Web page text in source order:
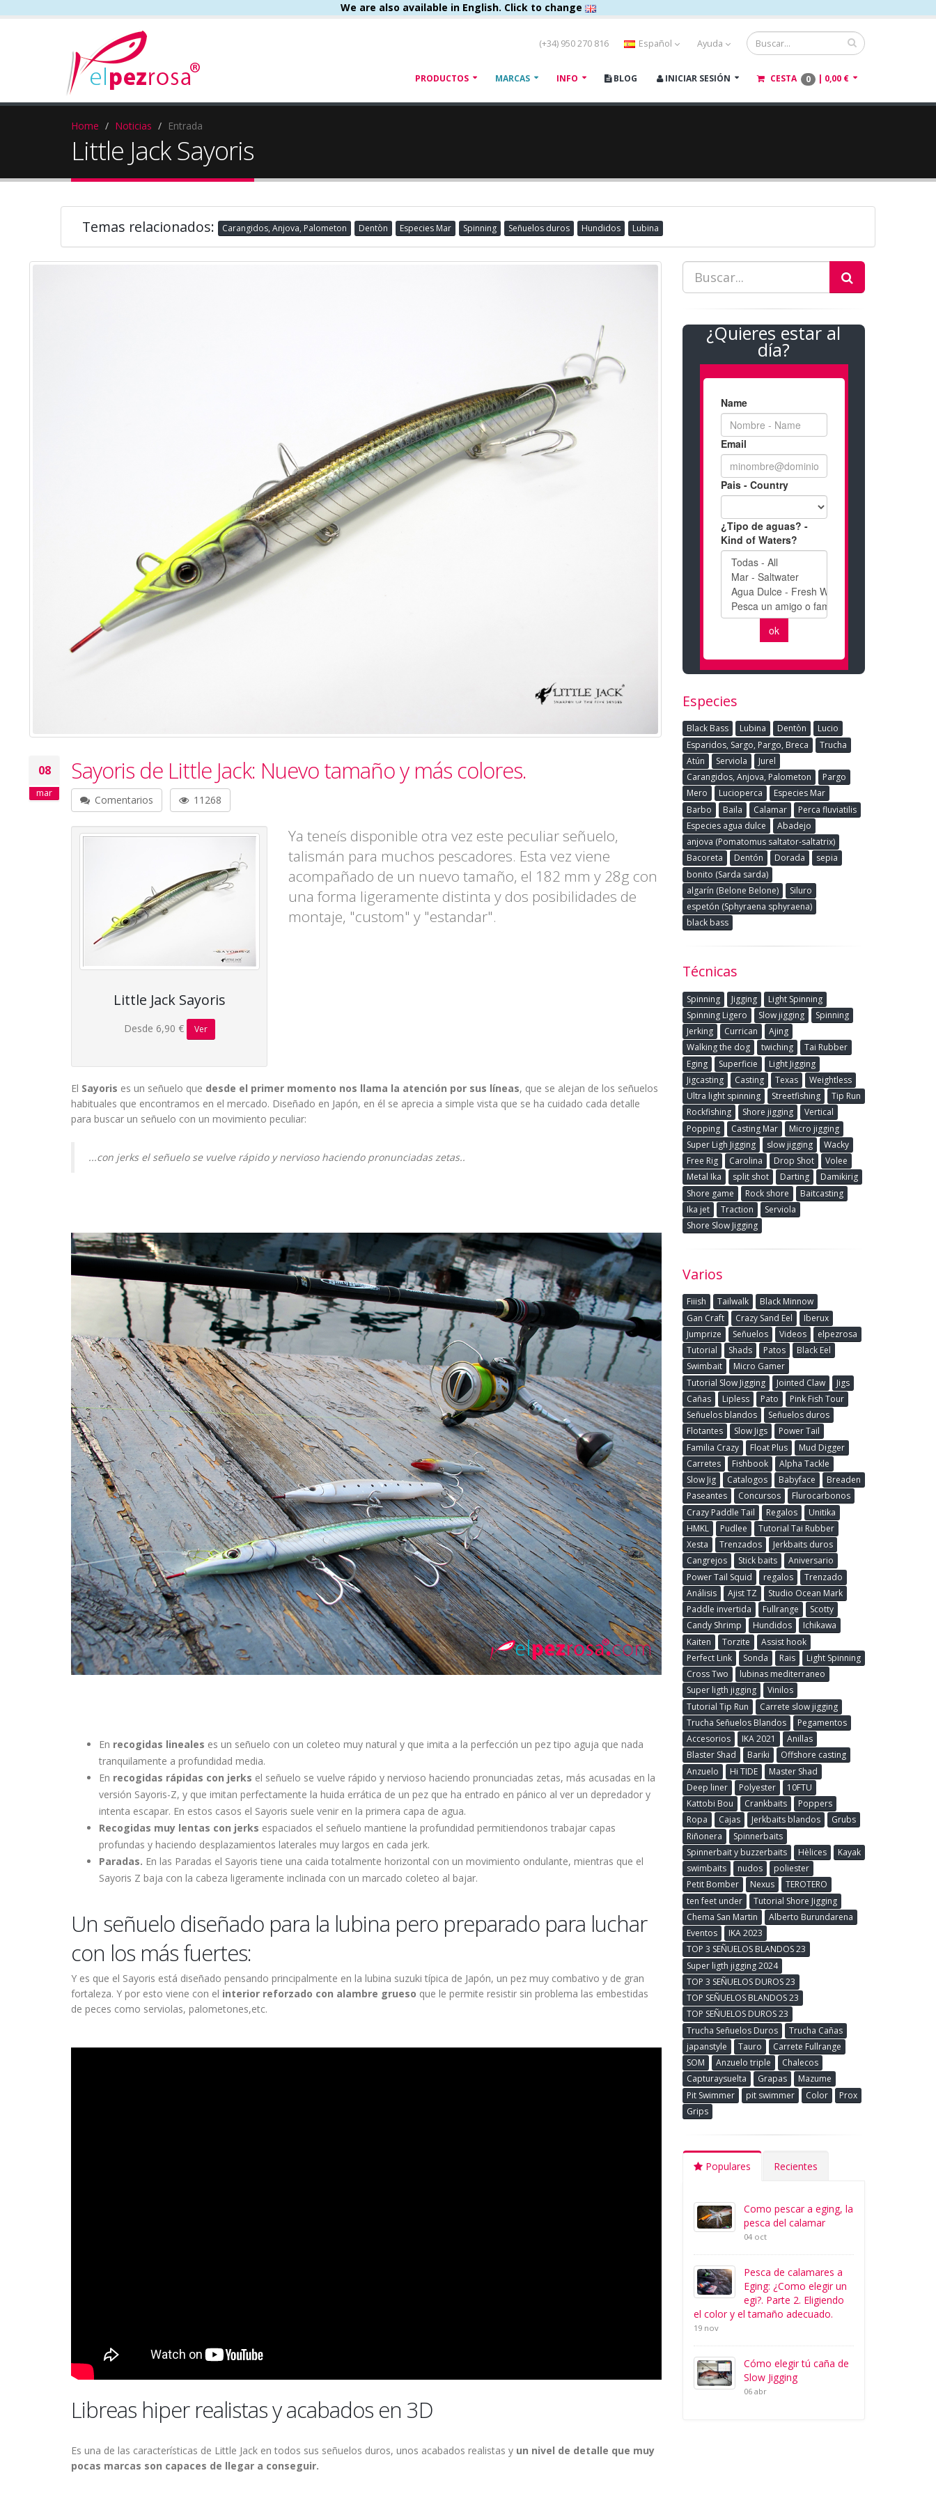
We are also available in English. Click to change
(+34) 950 270 816 Español Ayuda
PRODUCTOS MARCAS INFO BLOG INICIAR SESIÓN CESTA 0 | 0,00 €
Home Noticias Entrada
Little Jack Sayoris
Temas relacionados: Carangidos, Anjova, Palometon Dentòn Especies Mar Spinning Señuelos duros Hundidos Lubina
08
mar
Sayoris de Little Jack: Nuevo tamaño y más colores.
Comentarios 11268
Little Jack Sayoris
Desde 6,90 € Ver
Ya teneís disponible otra vez este peculiar señuelo,
talismán para muchos pescadores. Esta vez viene
acompañado de un nuevo tamaño, el 182 mm y 28g con
una forma ligeramente distinta y dos posibilidades de
montaje, "custom" y "estandar".
El Sayoris es un señuelo que desde el primer momento nos llama la atención por sus líneas, que se alejan de los señuelos
habituales que encontramos en el mercado. Diseñado en Japón, en él se aprecia a simple vista que se ha cuidado cada detalle
para buscar un señuelo con un movimiento peculiar:
...con jerks el señuelo se vuelve rápido y nervioso haciendo pronunciadas zetas..
En recogidas lineales es un señuelo con un coleteo muy natural y que imita a la perfección un pez tipo aguja que nada
tranquilamente a profundidad media.
En recogidas rápidas con jerks el señuelo se vuelve rápido y nervioso haciendo pronunciadas zetas, más acusadas en la
versión Sayoris-Z, y que imitan perfectamente la huida errática de un pez que ha entrado en pánico al ver un depredador y
intenta escapar. En estos casos el Sayoris suele venir en la primera capa de agua.
Recogidas muy lentas con jerks espaciados el señuelo mantiene la profundidad permitiendonos trabajar capas
profundas y haciendo desplazamientos laterales muy largos en cada jerk.
Paradas. En las Paradas el Sayoris tiene una caida totalmente horizontal con un movimiento ondulante, mientras que el
Sayoris Z baja con la cabeza ligeramente inclinada con un marcado coleteo al bajar.
Un señuelo diseñado para la lubina pero preparado para luchar
con los más fuertes:
Y es que el Sayoris está diseñado pensando principalmente en la lubina suzuki típica de Japón, un pez muy combativo y de gran
fortaleza. Y por esto viene con el interior reforzado con alambre grueso que le permite resistir sin problema las embestidas
de peces como serviolas, palometones,etc.
Libreas hiper realistas y acabados en 3D
Es una de las características de Little Jack en todos sus señuelos duros, unos acabados realistas y un nivel de detalle que muy
pocas marcas son capaces de llegar a conseguir.
¿Quieres estar al
día?
Especies
Black Bass Lubina Dentòn
Lucio
Esparidos, Sargo, Pargo, Breca
Trucha
Atún
Serviola
Jurel
Carangidos, Anjova, Palometon
Pargo
Mero
Lucioperca
Especies Mar
Barbo
Baila Calamar
Perca fluviatilis
Especies agua dulce
Abadejo
anjova (Pomatomus saltator-saltatrix)
Bacoreta
Dentón Dorada
sepia
bonito (Sarda sarda)
algarín (Belone Belone)
Siluro
espetón (Sphyraena sphyraena)
black bass
Técnicas
Spinning Jigging
Light Spinning
Spinning Ligero
Slow jigging
Spinning
Jerking
Currican
Ajing
Walking the dog
twiching
Tai Rubber
Eging
Superficie
Light Jigging
Jigcasting
Casting Texas
Weightless
Ultra light spinning
Streetfishing
Tip Run
Rockfishing
Shore jigging
Vertical
Popping
Casting Mar
Micro jigging
Super Ligh Jigging
slow jigging
Wacky
Free Rig
Carolina Drop Shot
Volee
Metal Ika
split shot Darting
Damikirig
Shore game
Rock shore
Baitcasting
Ika jet
Traction
Serviola
Shore Slow Jigging
Varios
Fiiish Tailwalk
Black Minnow
Gan Craft
Crazy Sand Eel
Iberux
Jumprize
Señuelos Videos
elpezrosa
Tutorial
Shads Patos
Black Eel
Swimbait
Micro Gamer
Tutorial Slow Jigging
Jointed Claw
Jigs
Cañas
Lipless Pato
Pink Fish Tour
Señuelos blandos
Señuelos duros
Flotantes
Slow Jigs
Power Tail
Familia Crazy
Float Plus
Mud Digger
Carretes
Fishbook
Alpha Tackle
Slow Jig
Catalogos Babyface
Breaden
Paseantes
Concursos
Flurocarbonos
Crazy Paddle Tail
Regalos
Unitika
HMKL
Pudlee
Tutorial Tai Rubber
Xesta
Trenzados
Jerkbaits duros
Cangrejos
Stick baits
Aniversario
Power Tail Squid
regalos
Trenzado
Análisis
Ajist TZ
Studio Ocean Mark
Paddle invertida
Fullrange
Scotty
Candy Shrimp
Hundidos
Ichikawa
Kaiten
Torzite
Assist hook
Perfect Link
Sonda Rais
Light Spinning
Cross Two
lubinas mediterraneo
Super ligth jigging
Vinilos
Tutorial Tip Run
Carrete slow jigging
Trucha Señuelos Blandos
Pegamentos
Accesorios
IKA 2021
Anillas
Blaster Shad
Bariki
Offshore casting
Anzuelo
Hi TIDE
Master Shad
Deep liner
Polyester
10FTU
Kattobi Bou
Crankbaits
Poppers
Ropa
Cajas Jerkbaits blandos
Grubs
Riñonera
Spinnerbaits
Spinnerbait y buzzerbaits
Hèlices
Kayak
swimbaits
nudos
poliester
Petit Bomber
Nexus
TEROTERO
ten feet under
Tutorial Shore Jigging
Chema San Martin
Alberto Burundarena
Eventos
IKA 2023
TOP 3 SEÑUELOS BLANDOS 23
Super ligth jigging 2024
TOP 3 SEÑUELOS DUROS 23
TOP SEÑUELOS BLANDOS 23
TOP SEÑUELOS DUROS 23
Trucha Señuelos Duros
Trucha Cañas
japanstyle
Tauro
Carrete Fullrange
SOM
Anzuelo triple
Chalecos
Capturaysuelta
Grapas
Mazume
Pit Swimmer
pit swimmer Color
Prox
Grips
Populares Recientes
Como pescar a eging, la
pesca del calamar
04 oct
Pesca de calamares a
Eging: ¿Como elegir un
egi?. Parte 2. Eligiendo
el color y el tamaño adecuado.
19 nov
Cómo elegir tú caña de
Slow Jigging
06 abr